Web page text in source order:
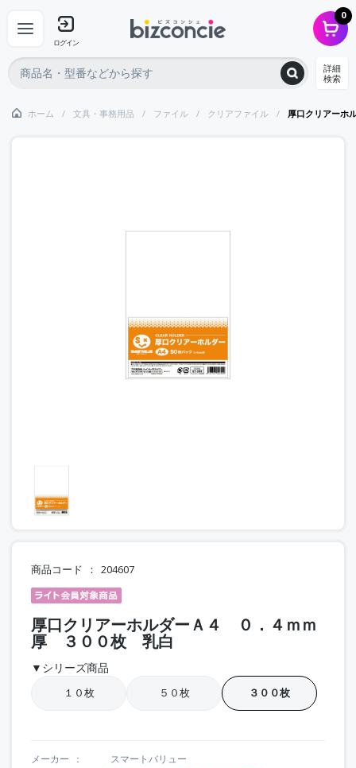
ログイン
0
詳細
検索
ホーム 文具・事務用品 ファイル クリアファイル 厚口クリアー
商品コード 204607
厚口クリアーホルダーＡ４ ０．４ｍｍ
厚 ３００枚 乳白
▼シリーズ商品
１０枚 ５０枚 ３００枚
メーカー
スマートバリュー